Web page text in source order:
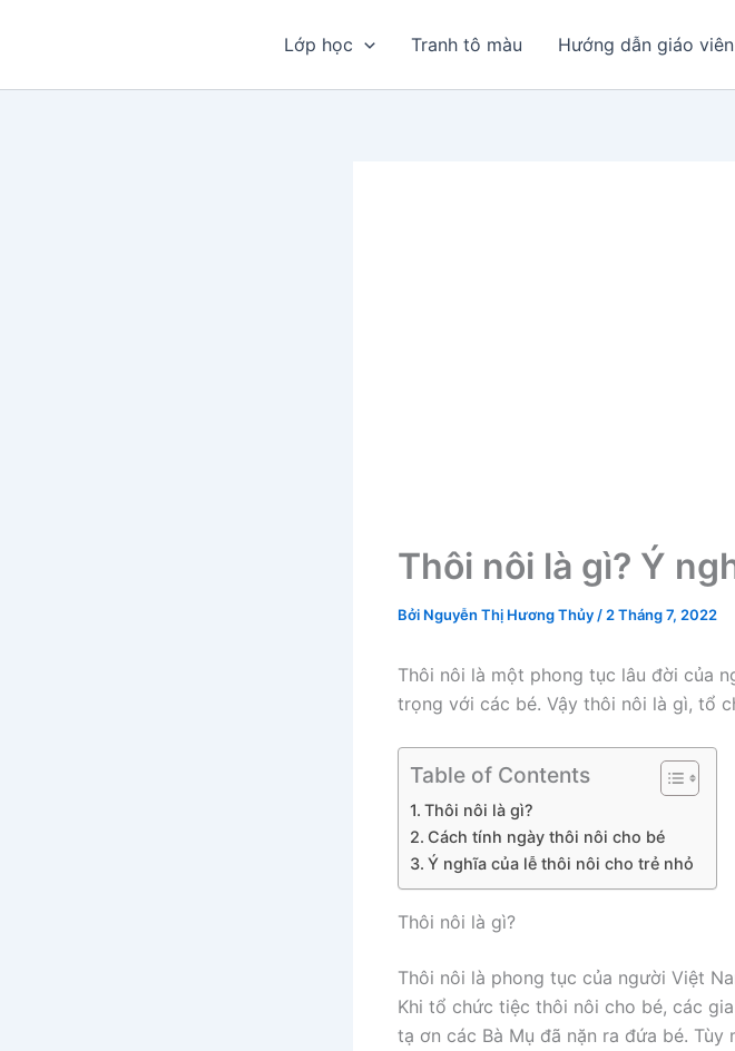
Lớp học Tranh tô màu Hướng dẫn giáo viên
Thôi nôi là gì? Ý
Bởi Nguyễn Thị Hương Thủy / 2 Tháng 7, 2022
Thôi nôi là một phong tục lâu đời của
trọng với các bé. Vậy thôi nôi là gì, tổ
Table of Contents
Thôi nôi là gì?
Cách tính ngày thôi nôi cho bé
Ý nghĩa của lễ thôi nôi cho trẻ nhỏ
Thôi nôi là gì?
Thôi nôi là phong tục của người Việt
Khi tổ chức tiệc thôi nôi cho bé, các
tạ ơn các Bà Mụ đã nặn ra đứa bé.